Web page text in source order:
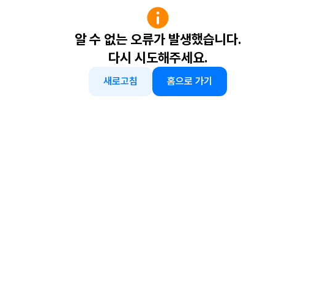
알 수 없는 오류가 발생했습니다.
다시 시도해주세요.
새로고침 홈으로 가기